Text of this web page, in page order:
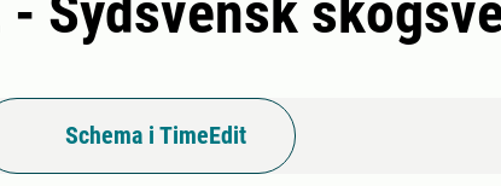
Schema i TimeEdit